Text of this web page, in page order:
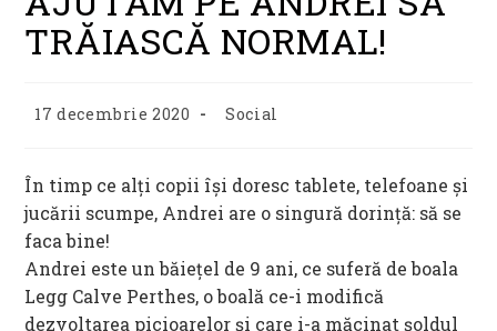
TRĂIASCĂ NORMAL!
Post
17 decembrie 2020
Post
Social
În timp ce alți copii își doresc tablete, telefoane și
jucării scumpe, Andrei are o singură dorință: să se
faca bine!
Andrei este un băiețel de 9 ani, ce suferă de boala
Legg Calve Perthes, o boală ce-i modifică
dezvoltarea picioarelor și care i-a măcinat șoldul